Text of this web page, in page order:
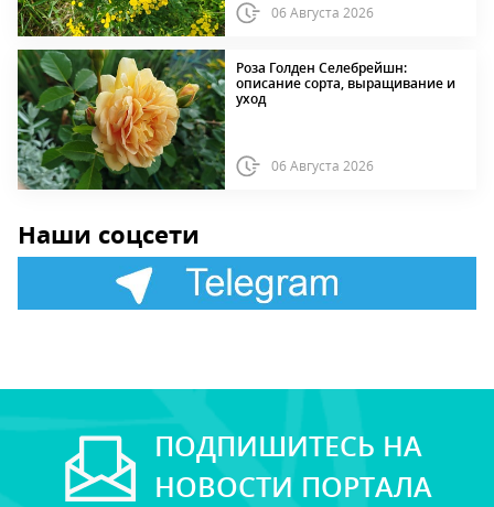
06 Августа 2026
Роза Голден Селебрейшн:
описание сорта, выращивание и
уход
06 Августа 2026
Наши соцсети
ПОДПИШИТЕСЬ НА
НОВОСТИ ПОРТАЛА